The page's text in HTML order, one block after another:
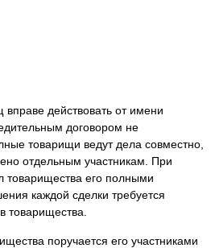
действовать от имени
договором не
товарищи ведут дела совместно,
отдельным участникам. При
товарищества его полными
каждой сделки требуется
товарищества.
поручается его участниками